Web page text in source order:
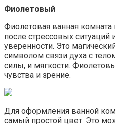
Фиолетовый
Фиолетовая ванная комната
после стрессовых
уверенности. Это
символом связи духа с
силы, и мягкости.
чувства и зрение.
Для оформления ванной
самый простой цвет. Это